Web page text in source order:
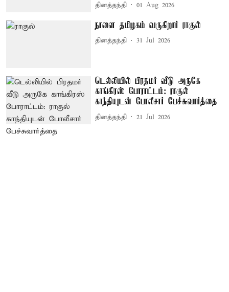
தினத்தந்தி 01 Aug 2026
நாளை தமிழகம் வருகிறார் ராகுல்
தினத்தந்தி 31 Jul 2026
டெல்லியில் பிரதமர் வீடு அருகே
காங்கிரஸ் போராட்டம்: ராகுல்
காந்தியுடன் போலீசார் பேச்சுவார்த்தை
தினத்தந்தி 21 Jul 2026